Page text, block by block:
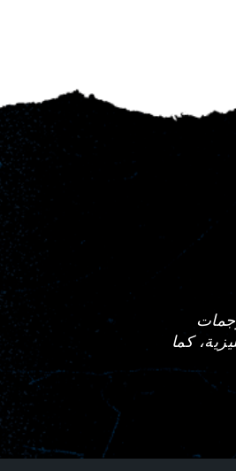
كما